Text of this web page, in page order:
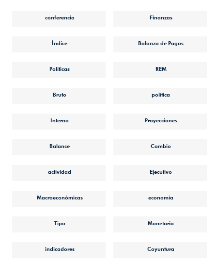
conferencia Finanzas
Índice Balanza de Pagos
Políticas REM
Bruto política
Interno Proyecciones
Balance Cambio
actividad Ejecutivo
Macroeconómicas economía
Tipo Monetaria
indicadores Coyuntura